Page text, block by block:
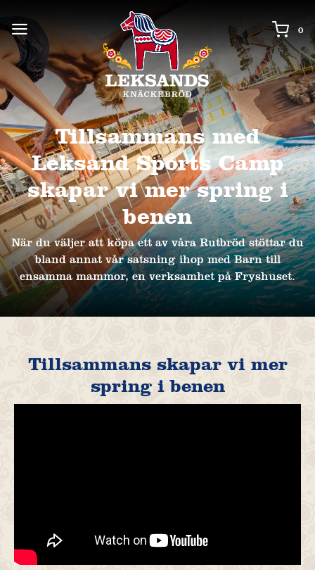
0
0
Tillsammans med
Leksand Sports Camp
skapar vi mer spring i
benen
När du väljer att köpa ett av våra Rutbröd stöttar du
bland annat vår satsning ihop med Barn till
ensamma mammor, en verksamhet på Fryshuset.
Tillsammans skapar vi mer
spring i benen